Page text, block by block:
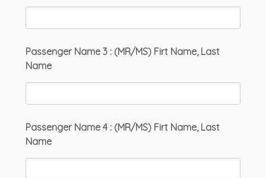
Passenger Name 3 : (MR/MS) Firt Name, Last
Name
Passenger Name 4 : (MR/MS) Firt Name, Last
Name